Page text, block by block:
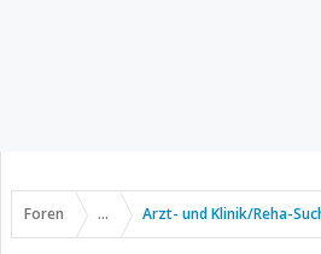
Foren ... Arzt- und Klinik/Reha-